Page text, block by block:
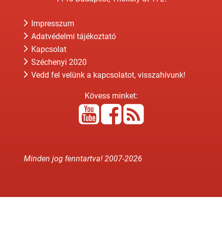
Impresszum
Adatvédelmi tájékoztató
Kapcsolat
Széchenyi 2020
Vedd fel velünk a kapcsolatot, visszahívunk!
Kövess minket:
Minden jog fenntartva! 2007-2026